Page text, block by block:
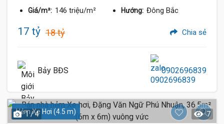
Giá/m²: 146 triệu/m² Hướng: Đông Bắc
17 tỷ 18 tỷ Chia sẻ
Bảy BĐS 0902696839
Hẻm Xe Hơi (4.5 m)
1 / 4 7